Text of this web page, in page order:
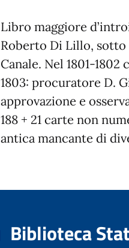
Libro maggiore
Roberto Di Lillo, sotto
Canale. Nel 1801-
1803: procuratore D.
approvazione e
188 + 21 carte non
antica mancante di
Biblioteca